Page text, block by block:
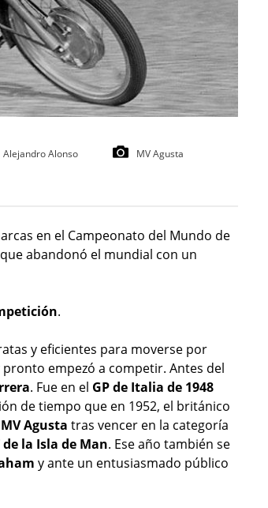
Alejandro Alonso
MV Agusta
en el Campeonato del Mundo de
abandonó el mundial con un
.
y eficientes para moverse por
empezó a competir. Antes del
. Fue en el GP de Italia de 1948
de tiempo que en 1952, el británico
Agusta tras vencer en la categoría
de la Isla de Man. Ese año también se
y ante un entusiasmado público